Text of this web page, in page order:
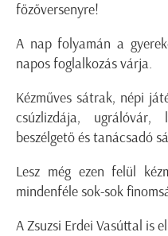
főzőversenyre!
A nap folyamán a
napos foglalkozás várja.
Kézműves sátrak, népi
csúzlizdája, ugrálóvár,
beszélgető és tanácsadó
Lesz még ezen felül
mindenféle sok-sok
A Zsuzsi Erdei Vasúttal is